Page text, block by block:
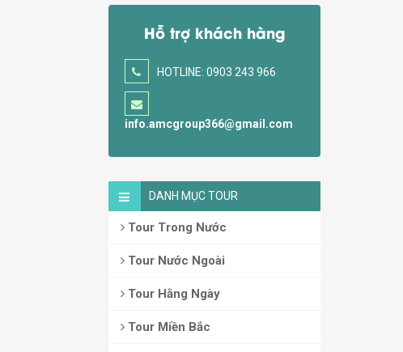
Hỗ trợ khách hàng
HOTLINE: 0903 243 966
info.amcgroup366@gmail.com
DANH MỤC TOUR
Tour Trong Nước
Tour Nước Ngoài
Tour Hằng Ngày
Tour Miền Bắc